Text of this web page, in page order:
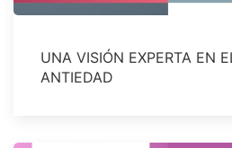
UNA VISIÓN EXPERTA EN
ANTIEDAD